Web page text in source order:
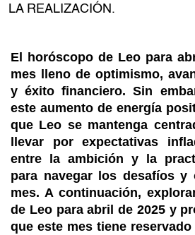
LA REALIZACIÓN.
El horóscopo de Leo para
mes lleno de optimismo,
y éxito financiero. Sin
este aumento de energía
que Leo se mantenga
llevar por expectativas
entre la ambición y la
para navegar los desafíos y
mes. A continuación,
de Leo para abril de 2025 y
que este mes tiene